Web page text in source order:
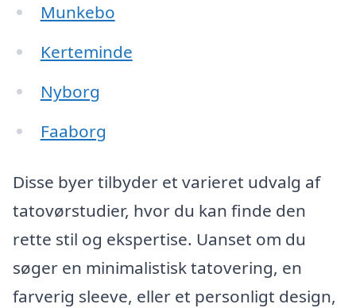
Munkebo
Kerteminde
Nyborg
Faaborg
Disse byer tilbyder et varieret udvalg af
tatovørstudier, hvor du kan finde den
rette stil og ekspertise. Uanset om du
søger en minimalistisk tatovering, en
farverig sleeve, eller et personligt design,